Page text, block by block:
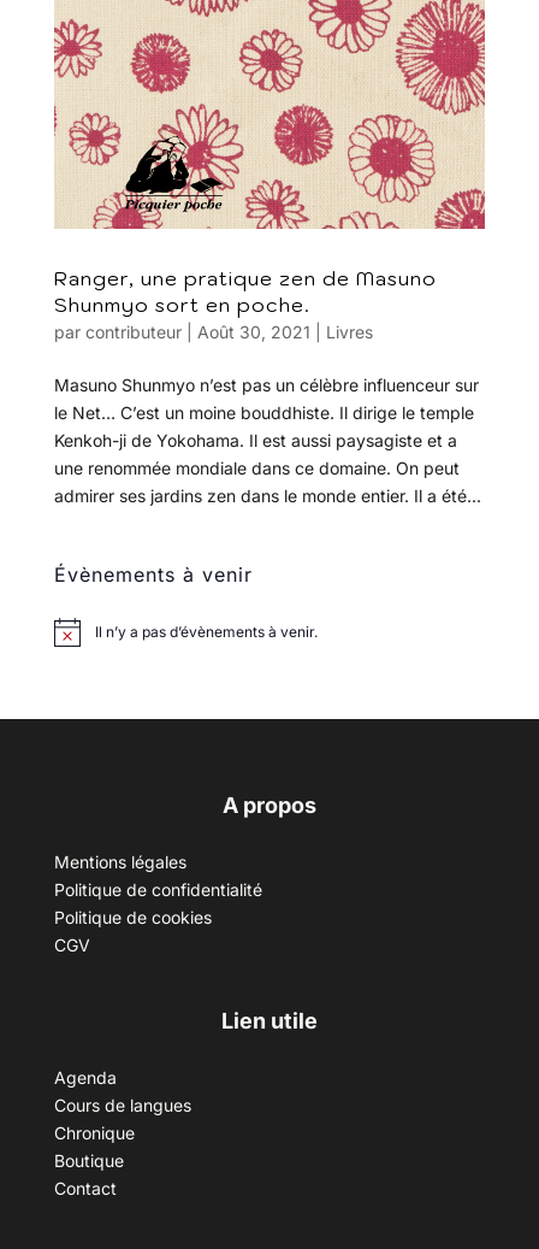
Ranger, une pratique zen de Masuno
Shunmyo sort en poche.
par contributeur| Août 30, 2021 Livres
Masuno Shunmyo n’est pas un célèbre influenceur sur
le Net… C’est un moine bouddhiste. Il dirige le temple
Kenkoh-ji de Yokohama. Il est aussi paysagiste et a
une renommée mondiale dans ce domaine. On peut
admirer ses jardins zen dans le monde entier. Il a été...
Évènements à venir
Il n’y a pas d’évènements à venir.
A propos
Mentions légales
Politique de confidentialité
Politique de cookies
CGV
Lien utile
Agenda
Cours de langues
Chronique
Boutique
Contact